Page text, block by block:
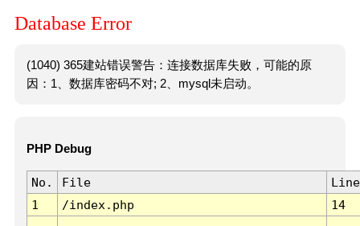
Database Error
(1040) 365建站错误警告：连接数据库失败，可能的原
因：1、数据库密码不对; 2、mysql未启动。
PHP Debug
No. File
Line
1
/index.php 14